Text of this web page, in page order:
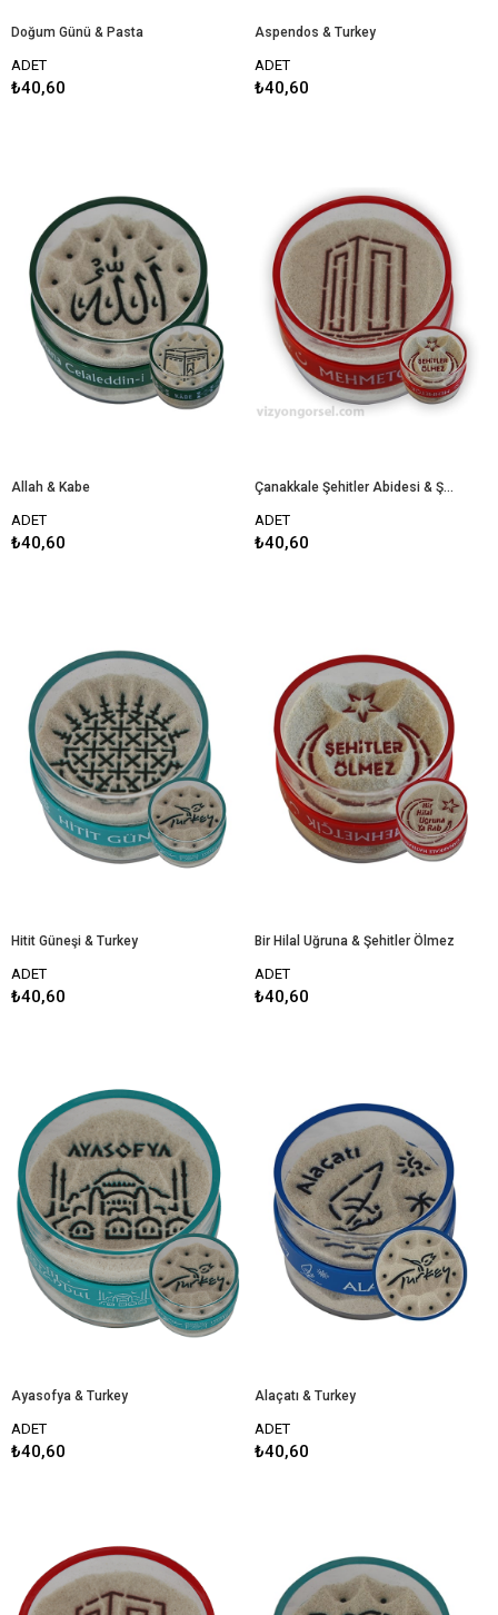
Doğum Günü & Pasta
ADET
₺40,60
Aspendos & Turkey
ADET
₺40,60
Allah & Kabe
ADET
₺40,60
Çanakkale Şehitler Abidesi & Şehitler Ölmez
ADET
₺40,60
Hitit Güneşi & Turkey
ADET
₺40,60
Bir Hilal Uğruna & Şehitler Ölmez
ADET
₺40,60
Ayasofya & Turkey
ADET
₺40,60
Alaçatı & Turkey
ADET
₺40,60